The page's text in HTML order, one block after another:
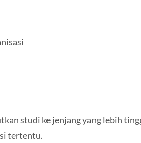
studi ke jenjang yang lebih
tertentu.